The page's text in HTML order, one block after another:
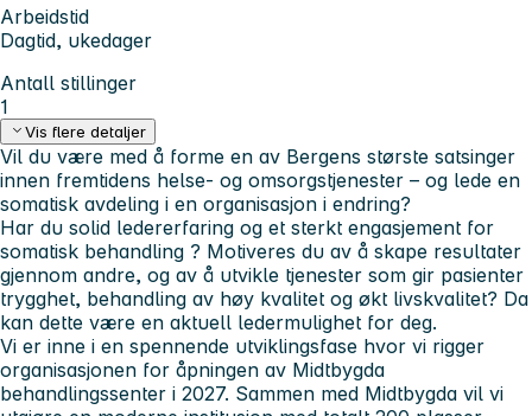
Arbeidstid
Dagtid, ukedager
Antall stillinger
1
Vis flere detaljer
Vil du være med å forme en av Bergens største satsinger
innen fremtidens helse- og omsorgstjenester – og lede en
somatisk avdeling i en organisasjon i endring?
Har du solid ledererfaring og et sterkt engasjement for
somatisk behandling ? Motiveres du av å skape resultater
gjennom andre, og av å utvikle tjenester som gir pasienter
trygghet, behandling av høy kvalitet og økt livskvalitet? Da
kan dette være en aktuell ledermulighet for deg.
Vi er inne i en spennende utviklingsfase hvor vi rigger
organisasjonen for åpningen av Midtbygda
behandlingssenter i 2027. Sammen med Midtbygda vil vi